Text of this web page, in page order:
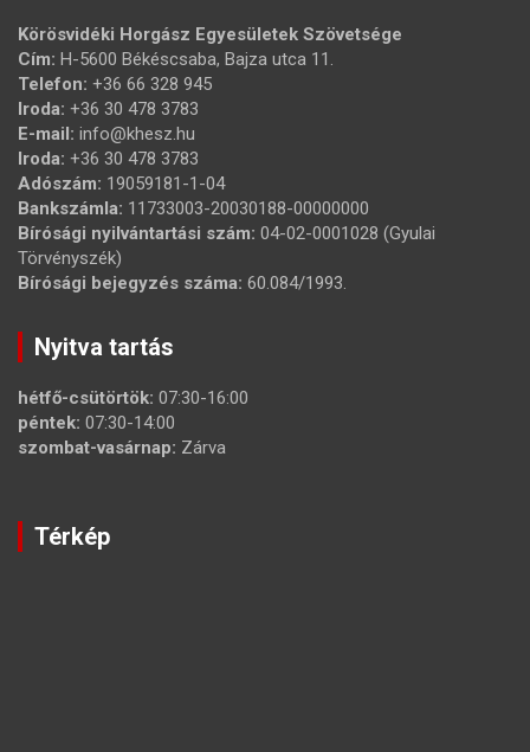
Körösvidéki Horgász Egyesületek Szövetsége
Cím: H-5600 Békéscsaba, Bajza utca 11.
Telefon: +36 66 328 945
Iroda: +36 30 478 3783
E-mail: info@khesz.hu
Iroda: +36 30 478 3783
Adószám: 19059181-1-04
Bankszámla: 11733003-20030188-00000000
Bírósági nyilvántartási szám: 04-02-0001028 (Gyulai
Törvényszék)
Bírósági bejegyzés száma: 60.084/1993.
Nyitva tartás
hétfő-csütörtök: 07:30-16:00
péntek: 07:30-14:00
szombat-vasárnap: Zárva
Térkép